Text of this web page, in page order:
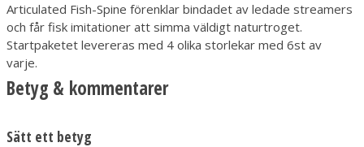
Articulated Fish-Spine förenklar bindadet av ledade streamers
och får fisk imitationer att simma väldigt naturtroget.
Startpaketet levereras med 4 olika storlekar med 6st av
varje.
Betyg & kommentarer
Sätt ett betyg